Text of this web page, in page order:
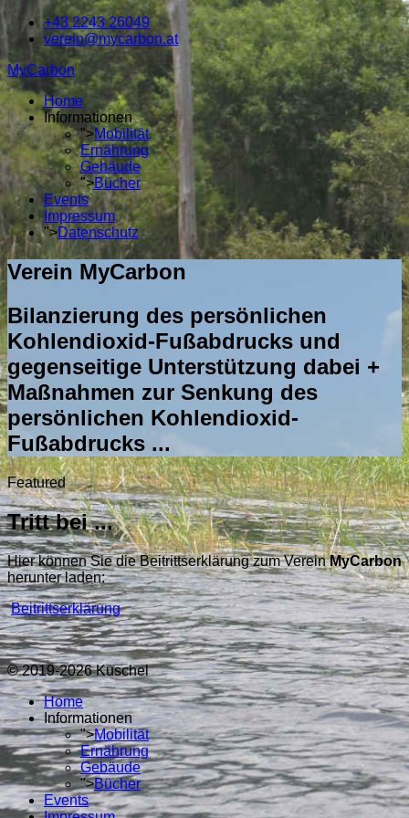
+43 2243 26049
verein@mycarbon.at
MyCarbon
Home
Informationen
">Mobilität
Ernährung
Gebäude
">Bücher
Events
Impressum
">Datenschutz
Verein MyCarbon
Bilanzierung des persönlichen
Kohlendioxid-Fußabdrucks und
gegenseitige Unterstützung dabei +
Maßnahmen zur Senkung des
persönlichen Kohlendioxid-
Fußabdrucks ...
Featured
Tritt bei ...
Hier können Sie die Beitrittserklärung zum VereinMyCarbon
herunter laden:
Beitrittserklärung
© 2019-2026 Kuschel
Home
Informationen
">Mobilität
Ernährung
Gebäude
">Bücher
Events